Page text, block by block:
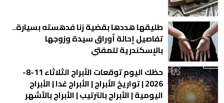
طليقها هددها بقضية زنا فدهسته بسيارة..
تفاصيل إحالة أوراق سيدة وزوجها
بالإسكندرية للمفتي
حظك اليوم توقعات الأبراج الثلاثاء 11-8-
2026 | تواريخ الأبراج | الأبراج غدا | الأبراج
اليومية | الأبراج بالترتيب | الأبراج بالأشهر